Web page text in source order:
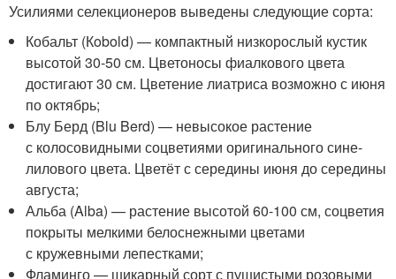
Усилиями селекционеров выведены следующие сорта:
Кобальт (Кobold) — компактный низкорослый кустик
высотой 30-50 см. Цветоносы фиалкового цвета
достигают 30 см. Цветение лиатриса возможно с июня
по октябрь;
Блу Берд (Blu Berd) — невысокое растение
с колосовидными соцветиями оригинального сине-
лилового цвета. Цветёт с середины июня до середины
августа;
Альба (Alba) — растение высотой 60-100 см, соцветия
покрыты мелкими белоснежными цветами
с кружевными лепестками;
Фламинго — шикарный сорт с пушистыми розовыми